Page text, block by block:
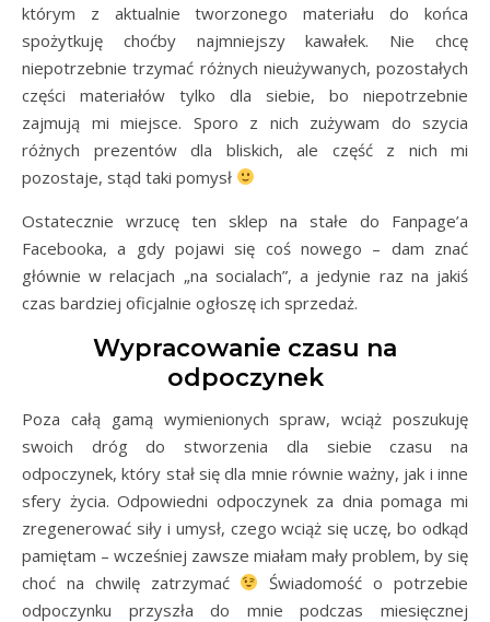
którym z aktualnie tworzonego materiału do końca
spożytkuję choćby najmniejszy kawałek. Nie chcę
niepotrzebnie trzymać różnych nieużywanych, pozostałych
części materiałów tylko dla siebie, bo niepotrzebnie
zajmują mi miejsce. Sporo z nich zużywam do szycia
różnych prezentów dla bliskich, ale część z nich mi
pozostaje, stąd taki pomysł
Ostatecznie wrzucę ten sklep na stałe do Fanpage’a
Facebooka, a gdy pojawi się coś nowego – dam znać
głównie w relacjach „na socialach”, a jedynie raz na jakiś
czas bardziej oficjalnie ogłoszę ich sprzedaż.
Wypracowanie czasu na
odpoczynek
Poza całą gamą wymienionych spraw, wciąż poszukuję
swoich dróg do stworzenia dla siebie czasu na
odpoczynek, który stał się dla mnie równie ważny, jak i inne
sfery życia. Odpowiedni odpoczynek za dnia pomaga mi
zregenerować siły i umysł, czego wciąż się uczę, bo odkąd
pamiętam – wcześniej zawsze miałam mały problem, by się
choć na chwilę zatrzymać
Świadomość o potrzebie
odpoczynku przyszła do mnie podczas miesięcznej